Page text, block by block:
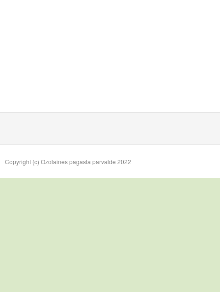
Copyright (c) Ozolaines pagasta pārvalde 2022